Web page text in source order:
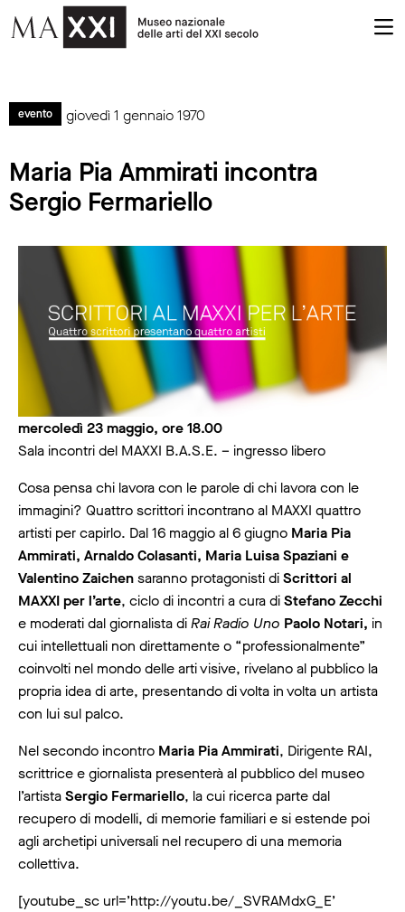
evento giovedì 1 gennaio 1970
Maria Pia Ammirati incontra
Sergio Fermariello
mercoledì 23 maggio, ore 18.00
Sala incontri del MAXXI B.A.S.E. – ingresso libero
Cosa pensa chi lavora con le parole di chi lavora con le
immagini? Quattro scrittori incontrano al MAXXI quattro
artisti per capirlo. Dal 16 maggio al 6 giugno Maria Pia
Ammirati, Arnaldo Colasanti, Maria Luisa Spaziani e
Valentino Zaichensaranno protagonisti diScrittori al
MAXXI per l’arte, ciclo di incontri a cura diStefano Zecchi
e moderati dal giornalista diRai Radio Uno Paolo Notari, in
cui intellettuali non direttamente o “professionalmente”
coinvolti nel mondo delle arti visive, rivelano al pubblico la
propria idea di arte, presentando di volta in volta un artista
con lui sul palco.
Nel secondo incontro Maria Pia Ammirati, Dirigente RAI,
scrittrice e giornalista presenterà al pubblico del museo
l’artistaSergio Fermariello, la cui ricerca parte dal
recupero di modelli, di memorie familiari e si estende poi
agli archetipi universali nel recupero di una memoria
collettiva.
[youtube_sc url=’http://youtu.be/_SVRAMdxG_E’